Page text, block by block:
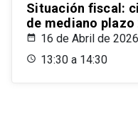
Situación fiscal:
de mediano plazo
16 de Abril de 2026
13:30 a 14:30